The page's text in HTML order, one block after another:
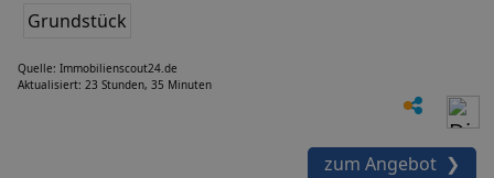
Grundstück
Quelle: Immobilienscout24.de
Aktualisiert: 23 Stunden, 35 Minuten
zum Angebot ❯